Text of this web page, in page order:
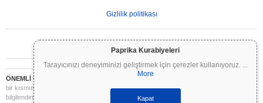
Paprika Kurabiyeleri
Tarayıcınızı deneyiminizi geliştirmek için çerezler kullanıyoruz. ...
More
Kapat
Gizlilik politikası
ÖNEMLİ UYARI:
Kripto paralar son derece volatildir ve önemli riskler içerir. Yatırımınızın
bir kısmını veya tamamını kaybedebilirsiniz. Coinpaprika üzerindeki tüm bilgiler yalnızca
bilgilendirme amaçlıdır ve finansal veya yatırım tavsiyesi niteliği taşımaz. Yatırım